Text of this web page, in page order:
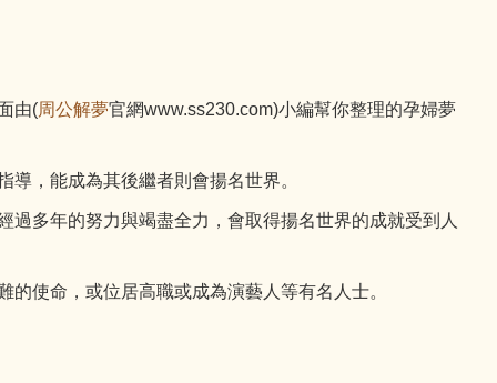
由(周公解夢官網www.ss230.com)小編幫你整理的孕婦夢
，能成為其後繼者則會揚名世界。
多年的努力與竭盡全力，會取得揚名世界的成就受到人
使命，或位居高職或成為演藝人等有名人士。